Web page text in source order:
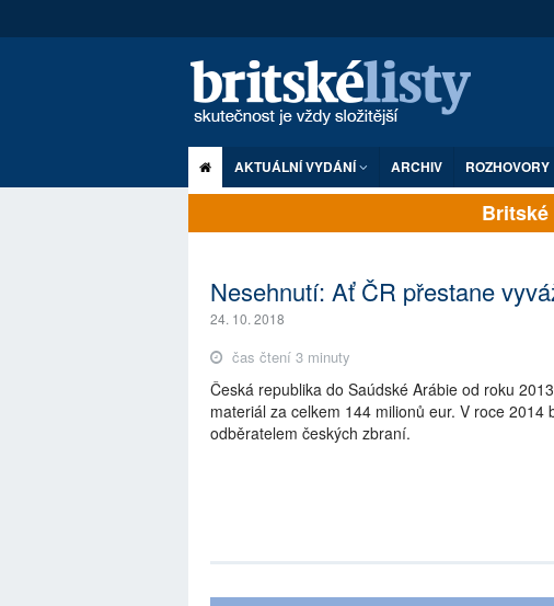
AKTUÁLNÍ VYDÁNÍ ARCHIV ROZHOVORY
Nesehnutí: Ať ČR přestane
24. 10. 2018
čas čtení 3 minuty
Česká republika do Saúdské Arábie od roku
materiál za celkem 144 milionů eur. V roce
odběratelem českých zbraní.